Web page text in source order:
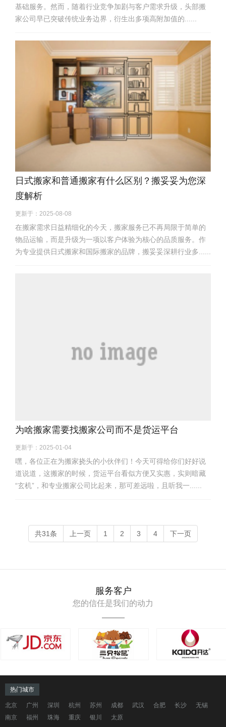
基础服务。然而，随着行业竞争加剧与客户需求升级，头部搬
家公司早已突破传统业务边界，衍生出多项高附加值的......
日式搬家和普通搬家有什么区别？搬妥妥为您深
度解析
更新于：2025-08-08
在搬家需求日益精细化的今天，搬家服务已不再局限于简单的
物品运输，而是升级为一项以客户体验为核心的品质服务。作
为专业提供日式搬家和国际搬家的品牌，搬妥妥深耕行业多......
为啥搬家需要找搬家公司而不是货运平台
更新于：2025-01-04
嘿，各位正在为搬家挠头的小伙伴们！今天可得给你们好好说
道说道，这搬家的时候，货运平台看似方便又实惠，实则暗藏
“玄机”，和专业搬家公司比起来，那可差远啦，且听我一......
共31条 上一页 1 2 3 4 下一页
服务客户
您的信任是我们的动力
热门城市
北京 广州 深圳 杭州 苏州 成都 武汉 合肥 长沙
无锡
南京
福州 珠海 重庆 银川 太原